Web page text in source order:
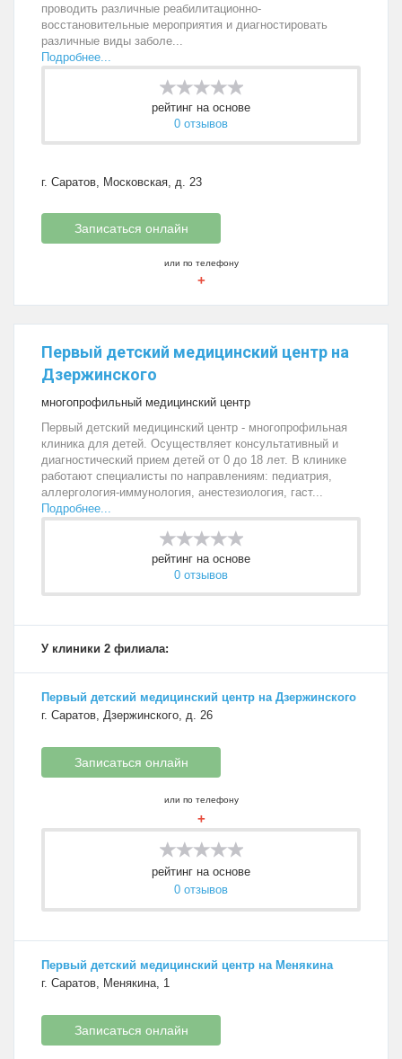
проводить различные реабилитационно-
восстановительные мероприятия и диагностировать
различные виды заболе...
Подробнее...
рейтинг на основе
0 отзывов
г. Саратов, Московская, д. 23
Записаться онлайн
или по телефону
+
Первый детский медицинский центр на
Дзержинского
многопрофильный медицинский центр
Первый детский медицинский центр - многопрофильная
клиника для детей. Осуществляет консультативный и
диагностический прием детей от 0 до 18 лет. В клинике
работают специалисты по направлениям: педиатрия,
аллергология-иммунология, анестезиология, гаст...
Подробнее...
рейтинг на основе
0 отзывов
У клиники 2 филиала:
Первый детский медицинский центр на Дзержинского
г. Саратов, Дзержинского, д. 26
Записаться онлайн
или по телефону
+
рейтинг на основе
0 отзывов
Первый детский медицинский центр на Менякина
г. Саратов, Менякина, 1
Записаться онлайн